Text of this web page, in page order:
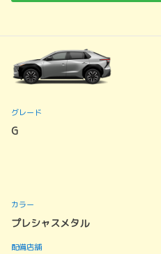
グレード
G
カラー
プレシャスメタル
配備店舗